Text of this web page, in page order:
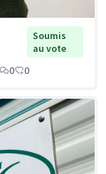
Soumis
au vote
0 0